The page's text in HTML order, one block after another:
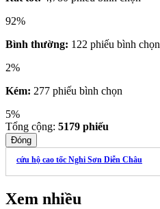
92%
Bình thường: 122 phiếu bình chọn
2%
Kém: 277 phiếu bình chọn
5%
Tổng cộng: 5179 phiếu
Đóng
cứu hộ cao tốc Nghi Sơn Diễn Châu
Xem nhiều